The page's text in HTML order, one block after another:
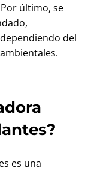
último, se
del
es una